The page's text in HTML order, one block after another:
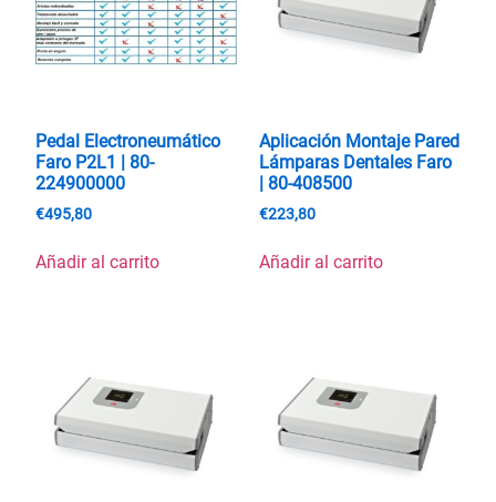
Pedal Electroneumático
Faro P2L1 | 80-
224900000
€495,80
Añadir al carrito
Aplicación Montaje Pared
Lámparas Dentales Faro
| 80-408500
€223,80
Añadir al carrito